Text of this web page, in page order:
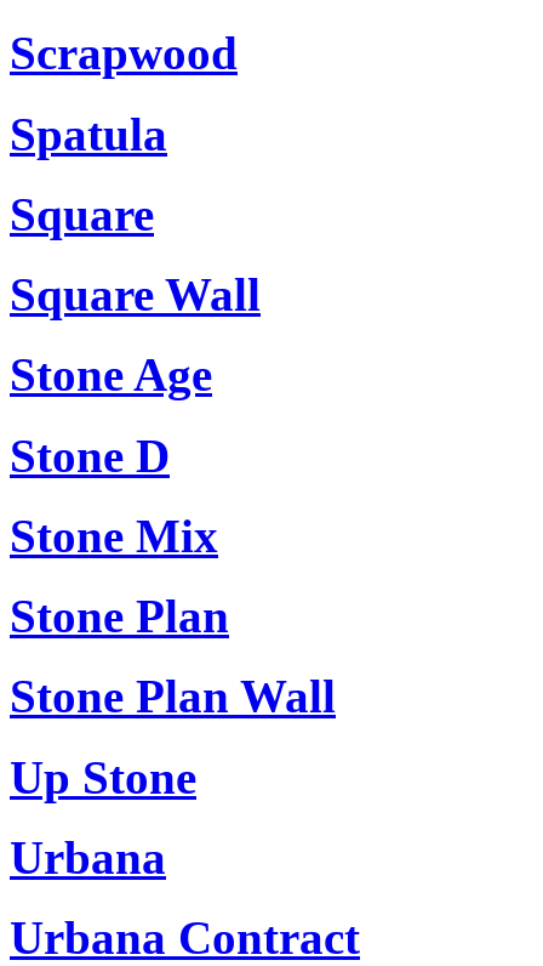
Scrapwood
Spatula
Square
Square Wall
Stone Age
Stone D
Stone Mix
Stone Plan
Stone Plan Wall
Up Stone
Urbana
Urbana Contract